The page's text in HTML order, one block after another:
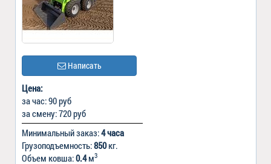
Написать
Цена:
за час: 90 руб
за смену: 720 руб
Минимальный заказ:4 часа
Грузоподъемность:850кг.
Объем ковша:0.4м3